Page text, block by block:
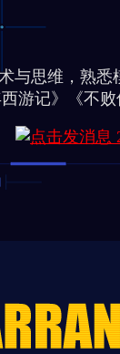
维，熟悉
游记》《不败